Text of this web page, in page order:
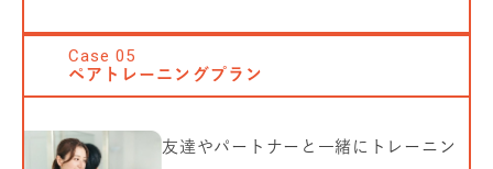
Case05
ペアトレーニングプラン
友達やパートナーと一緒にトレーニン